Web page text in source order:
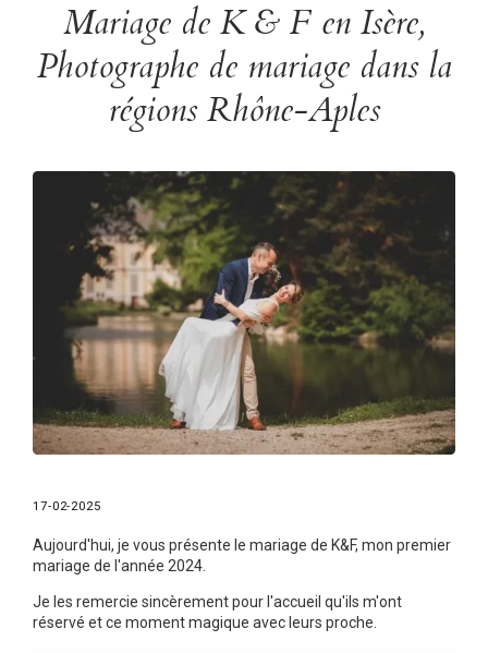
Mariage de K & F en Isère,
Photographe de mariage dans la
régions Rhône-Aples
17-02-2025
Aujourd'hui, je vous présente le mariage de K&F, mon premier
mariage de l'année 2024.
Je les remercie sincèrement pour l'accueil qu'ils m'ont
réservé et ce moment magique avec leurs proche.